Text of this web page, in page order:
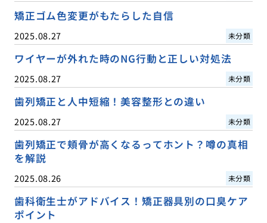
矯正ゴム色変更がもたらした自信
2025.08.27 未分類
ワイヤーが外れた時のNG行動と正しい対処法
2025.08.27 未分類
歯列矯正と人中短縮！美容整形との違い
2025.08.27 未分類
歯列矯正で頬骨が高くなるってホント？噂の真相
を解説
2025.08.26 未分類
歯科衛生士がアドバイス！矯正器具別の口臭ケア
ポイント